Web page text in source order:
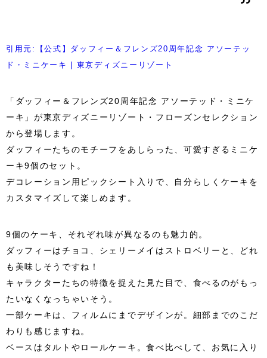
引用元:【公式】ダッフィー＆フレンズ20周年記念 アソーテッ
ド・ミニケーキ | 東京ディズニーリゾート
「ダッフィー＆フレンズ20周年記念 アソーテッド・ミニケ
ーキ」が東京ディズニーリゾート・フローズンセレクション
から登場します。
ダッフィーたちのモチーフをあしらった、可愛すぎるミニケ
ーキ9個のセット。
デコレーション用ピックシート入りで、自分らしくケーキを
カスタマイズして楽しめます。
9個のケーキ、それぞれ味が異なるのも魅力的。
ダッフィーはチョコ、シェリーメイはストロベリーと、どれ
も美味しそうですね！
キャラクターたちの特徴を捉えた見た目で、食べるのがもっ
たいなくなっちゃいそう。
一部ケーキは、フィルムにまでデザインが。細部までのこだ
わりも感じますね。
ベースはタルトやロールケーキ。食べ比べして、お気に入り